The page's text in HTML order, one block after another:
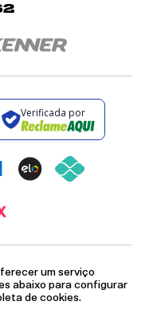
um serviço
abaixo para configurar
de cookies.
Verificada por
23
2 - CENTRO - PIRAÍ - RIO DE
000